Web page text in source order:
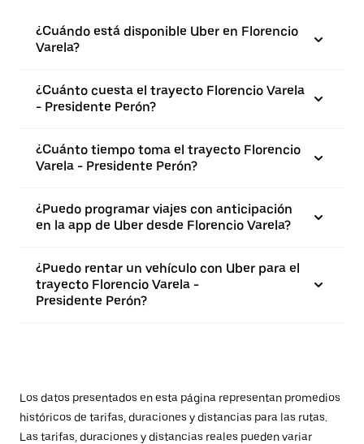
¿Cuándo está disponible Uber en Florencio
Varela?
¿Cuánto cuesta el trayecto Florencio Varela
- Presidente Perón?
¿Cuánto tiempo toma el trayecto Florencio
Varela - Presidente Perón?
¿Puedo programar viajes con anticipación
en la app de Uber desde Florencio Varela?
¿Puedo rentar un vehículo con Uber para el
trayecto Florencio Varela -
Presidente Perón?
Los datos presentados en esta página representan promedios
históricos de tarifas, duraciones y distancias para las rutas.
Las tarifas, duraciones y distancias reales pueden variar